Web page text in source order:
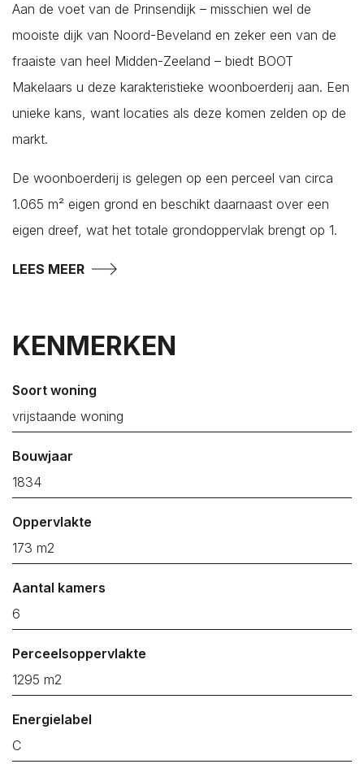
Aan de voet van de Prinsendijk – misschien wel de
mooiste dijk van Noord-Beveland en zeker een van de
fraaiste van heel Midden-Zeeland – biedt BOOT
Makelaars u deze karakteristieke woonboerderij aan. Een
unieke kans, want locaties als deze komen zelden op de
markt.
De woonboerderij is gelegen op een perceel van circa
1.065 m² eigen grond en beschikt daarnaast over een
eigen dreef, wat het totale grondoppervlak brengt op 1.
LEES MEER
KENMERKEN
Soort woning
vrijstaande woning
Bouwjaar
1834
Oppervlakte
173 m2
Aantal kamers
6
Perceelsoppervlakte
1295 m2
Energielabel
C
's-Heer Hendrikskinderen
Hoedekenskerke
Kapelle
Kats
Kattendijke
Kortgene
Koudekerke
Krabbendijke
Kruiningen
Kwadendamme
Lewedorp
Meliskerke
Middelburg
Nieuw- en Sint Joosland
Nieuwdorp
Nieuwerkerk
Noordgouwe
Noordwelle
Oostdijk
Oosterland